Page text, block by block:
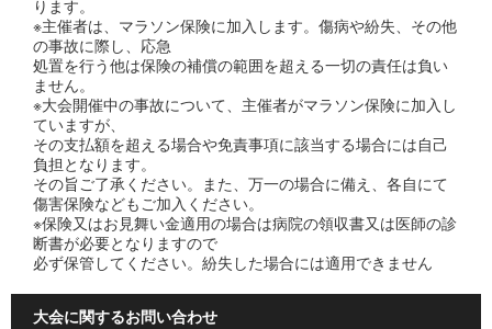
ります。
※主催者は、マラソン保険に加入します。傷病や紛失、その他
の事故に際し、応急
処置を行う他は保険の補償の範囲を超える一切の責任は負い
ません。
※大会開催中の事故について、主催者がマラソン保険に加入し
ていますが、
その支払額を超える場合や免責事項に該当する場合には自己
負担となります。
その旨ご了承ください。また、万一の場合に備え、各自にて
傷害保険などもご加入ください。
※保険又はお見舞い金適用の場合は病院の領収書又は医師の診
断書が必要となりますので
必ず保管してください。紛失した場合には適用できません
大会に関するお問い合わせ